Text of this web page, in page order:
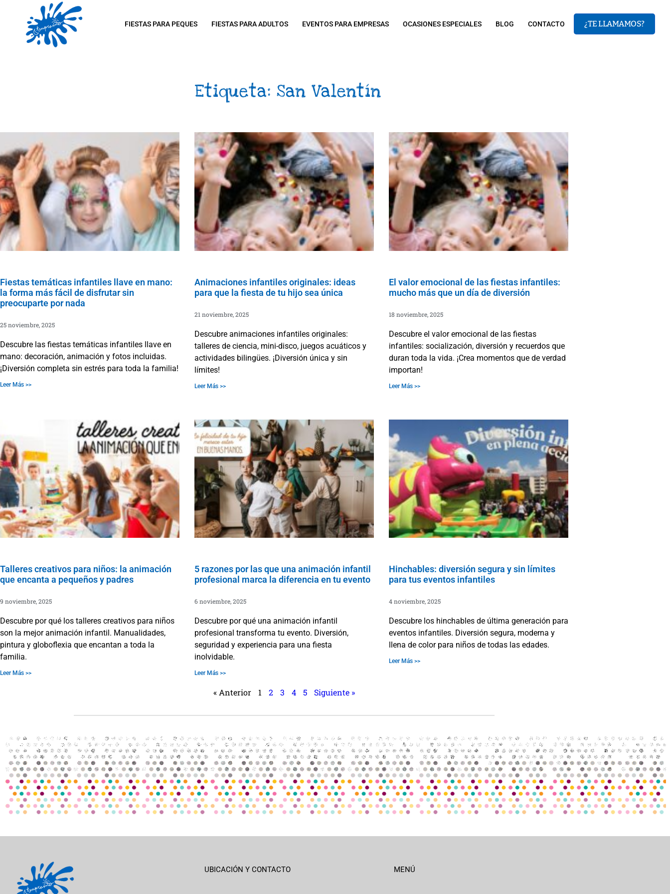
FIESTAS PARA PEQUES FIESTAS PARA ADULTOS EVENTOS PARA EMPRESAS OCASIONES ESPECIALES BLOG CONTACTO ¿TE LLAMAMOS?
Etiqueta: San Valentín
Fiestas temáticas infantiles llave en mano:
la forma más fácil de disfrutar sin
preocuparte por nada
25 noviembre, 2025
Descubre las fiestas temáticas infantiles llave en
mano: decoración, animación y fotos incluidas.
¡Diversión completa sin estrés para toda la familia!
Leer Más >>
Animaciones infantiles originales: ideas
para que la fiesta de tu hijo sea única
21 noviembre, 2025
Descubre animaciones infantiles originales:
talleres de ciencia, mini-disco, juegos acuáticos y
actividades bilingües. ¡Diversión única y sin
límites!
Leer Más >>
El valor emocional de las fiestas infantiles:
mucho más que un día de diversión
18 noviembre, 2025
Descubre el valor emocional de las fiestas
infantiles: socialización, diversión y recuerdos que
duran toda la vida. ¡Crea momentos que de verdad
importan!
Leer Más >>
Talleres creativos para niños: la animación
que encanta a pequeños y padres
9 noviembre, 2025
Descubre por qué los talleres creativos para niños
son la mejor animación infantil. Manualidades,
pintura y globoflexia que encantan a toda la
familia.
Leer Más >>
5 razones por las que una animación infantil
profesional marca la diferencia en tu evento
6 noviembre, 2025
Descubre por qué una animación infantil
profesional transforma tu evento. Diversión,
seguridad y experiencia para una fiesta
inolvidable.
Leer Más >>
Hinchables: diversión segura y sin límites
para tus eventos infantiles
4 noviembre, 2025
Descubre los hinchables de última generación para
eventos infantiles. Diversión segura, moderna y
llena de color para niños de todas las edades.
Leer Más >>
« Anterior 1 2 3 4 5 Siguiente »
UBICACIÓN Y CONTACTO MENÚ